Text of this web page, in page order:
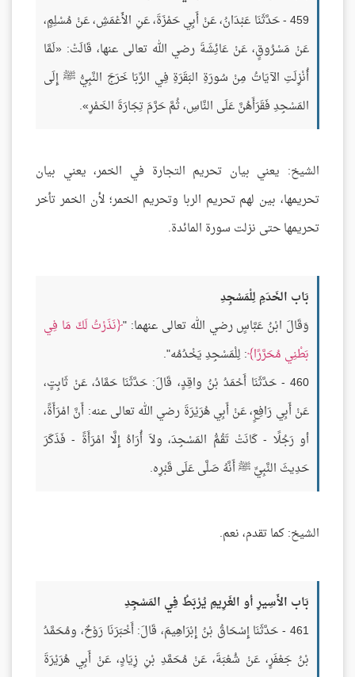
459 - حَدَّثَنَا عَبْدَانُ، عَنْ أَبِي حَمْزَةَ، عَنِ الأَعْمَشِ، عَنْ مُسْلِمٍ،
عَنْ مَسْرُوقٍ، عَنْ عَائِشَةَ رضي الله تعالى عنها، قَالَتْ: «لَمَّا
أُنْزِلَتِ الآيَاتُ مِنْ سُورَةِ البَقَرَةِ فِي الرِّبَا خَرَجَ النَّبِيُّ ﷺ إِلَى
المَسْجِدِ فَقَرَأَهُنَّ عَلَى النَّاسِ، ثُمَّ حَرَّمَ تِجَارَةَ الخَمْرِ».
الشيخ: يعني بيان تحريم التجارة في الخمر، يعني بيان
تحريمها، بين لهم تحريم الربا وتحريم الخمر؛ لأن الخمر تأخر
تحريمها حتى نزلت سورة المائدة.
بَاب الخَدَمِ لِلْمَسْجِدِ
وَقَالَ ابْنُ عَبَّاسٍ رضي الله تعالى عنهما: " نَذَرْتُ لَكَ مَا فِي
بَطْنِي مُحَرَّرًا : لِلْمَسْجِدِ يَخْدُمُه".
460 - حَدَّثَنَا أَحْمَدُ بْنُ واقِدٍ، قَالَ: حَدَّثَنَا حَمَّادُ، عَنْ ثَابِتٍ،
عَنْ أَبِي رَافِعٍ، عَنْ أَبِي هُرَيْرَةَ رضي الله تعالى عنه: أَنَّ امْرَأَةً،
أو رَجُلًا - كَانَتْ تَقُمُّ المَسْجِدَ، ولاَ أُرَاهُ إِلَّا امْرَأَةً - فَذَكَرَ
حَدِيثَ النَّبِيِّ ﷺ أَنَّهُ صَلَّى عَلَى قَبْرِه.
الشيخ: كما تقدم، نعم.
بَاب الأَسِيرِ أو الغَرِيمِ يُرْبَطُ فِي المَسْجِدِ
461 - حَدَّثَنَا إِسْحَاقُ بْنُ إِبْرَاهِيمَ، قَالَ: أَخْبَرَنَا رَوْحٌ، ومُحَمَّدُ
بْنُ جَعْفَرٍ، عَنْ شُعْبَةَ، عَنْ مُحَمَّدِ بْنِ زِيَادٍ، عَنْ أَبِي هُرَيْرَةَ